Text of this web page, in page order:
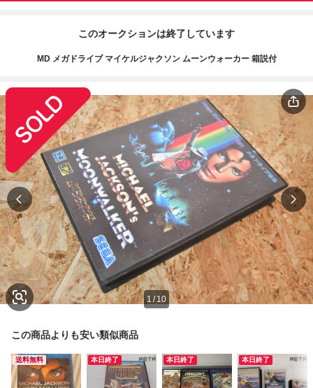
このオークションは終了しています
MD メガドライブ マイケルジャクソン ムーンウォーカー 箱説付
1 / 10
この商品よりも安い類似商品
送料無料 本日終了 本日終了 本日終了